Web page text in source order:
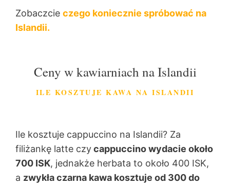
Zobaczcie czego koniecznie spróbować na
Islandii.
Ceny w kawiarniach na Islandii
ILE KOSZTUJE KAWA NA ISLANDII
Ile kosztuje cappuccino na Islandii? Za
filiżankę latte czycappuccino wydacie około
700 ISK, jednakże herbata to około 400 ISK,
a zwykła czarna kawa kosztuje od 300 do